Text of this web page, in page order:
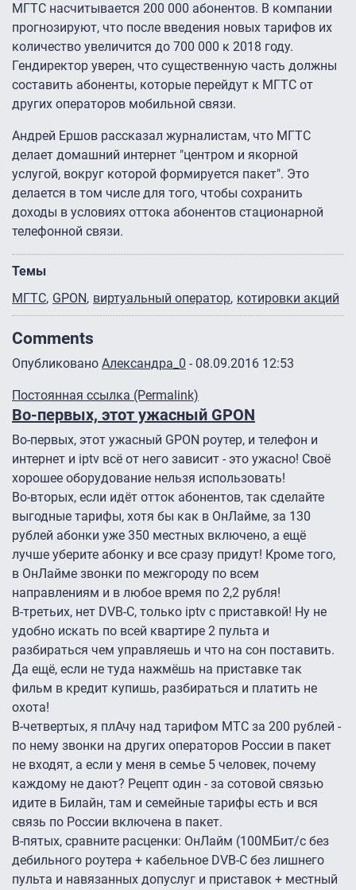
МГТС насчитывается 200 000 абонентов. В компании
прогнозируют, что после введения новых тарифов их
количество увеличится до 700 000 к 2018 году.
Гендиректор уверен, что существенную часть должны
составить абоненты, которые перейдут к МГТС от
других операторов мобильной связи.
Андрей Ершов рассказал журналистам, что МГТС
делает домашний интернет "центром и якорной
услугой, вокруг которой формируется пакет". Это
делается в том числе для того, чтобы сохранить
доходы в условиях оттока абонентов стационарной
телефонной связи.
Темы
МГТС GPON виртуальный оператор котировки акций
Comments
Опубликовано Александра_0 - 08.09.2016 12:53
Постоянная ссылка (Permalink)
Во-первых, этот ужасный GPON
Во-первых, этот ужасный GPON роутер, и телефон и
интернет и iptv всё от него зависит - это ужасно! Своё
хорошее оборудование нельзя использовать!
Во-вторых, если идёт отток абонентов, так сделайте
выгодные тарифы, хотя бы как в ОнЛайме, за 130
рублей абонки уже 350 местных включено, а ещё
лучше уберите абонку и все сразу придут! Кроме того,
в ОнЛайме звонки по межгороду по всем
направлениям и в любое время по 2,2 рубля!
В-третьих, нет DVB-C, только iptv с приставкой! Ну не
удобно искать по всей квартире 2 пульта и
разбираться чем управляешь и что на сон поставить.
Да ещё, если не туда нажмёшь на приставке так
фильм в кредит купишь, разбираться и платить не
охота!
В-четвертых, я плАчу над тарифом МТС за 200 рублей -
по нему звонки на других операторов России в пакет
не входят, а если у меня в семье 5 человек, почему
каждому не дают? Рецепт один - за сотовой связью
идите в Билайн, там и семейные тарифы есть и вся
связь по России включена в пакет.
В-пятых, сравните расценки: ОнЛайм (100МБит/с без
дебильного роутера + кабельное DVB-C без лишнего
пульта и навязанных допуслуг и приставок + местный